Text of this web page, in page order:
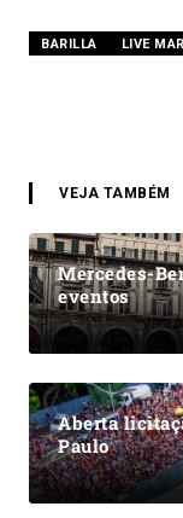
BARILLA LIVE
VEJA TAMBÉM
Mercedes-
eventos
Aberta
Paulo